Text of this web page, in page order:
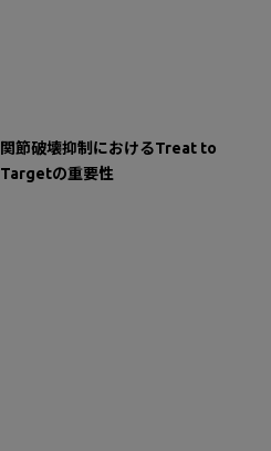
関節破壊抑制におけるTreat to
Targetの重要性